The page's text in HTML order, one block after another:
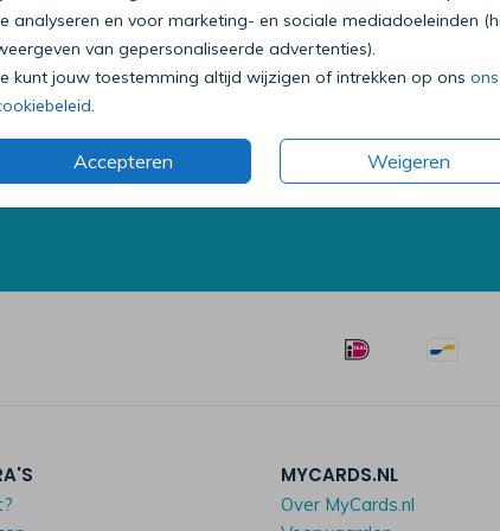
analyseren en voor marketing- en sociale mediadoeleinden
van gepersonaliseerde advertenties).
kunt jouw toestemming altijd wijzigen of intrekken op ons ons
Accepteren Weigeren
Bel onze klantenservice
Op werkdagen van 09:00 tot 18:00 uur
Mailen mag ook:klantenservice@mycards.nl
MYCARDS.NL
Over MyCards.nl